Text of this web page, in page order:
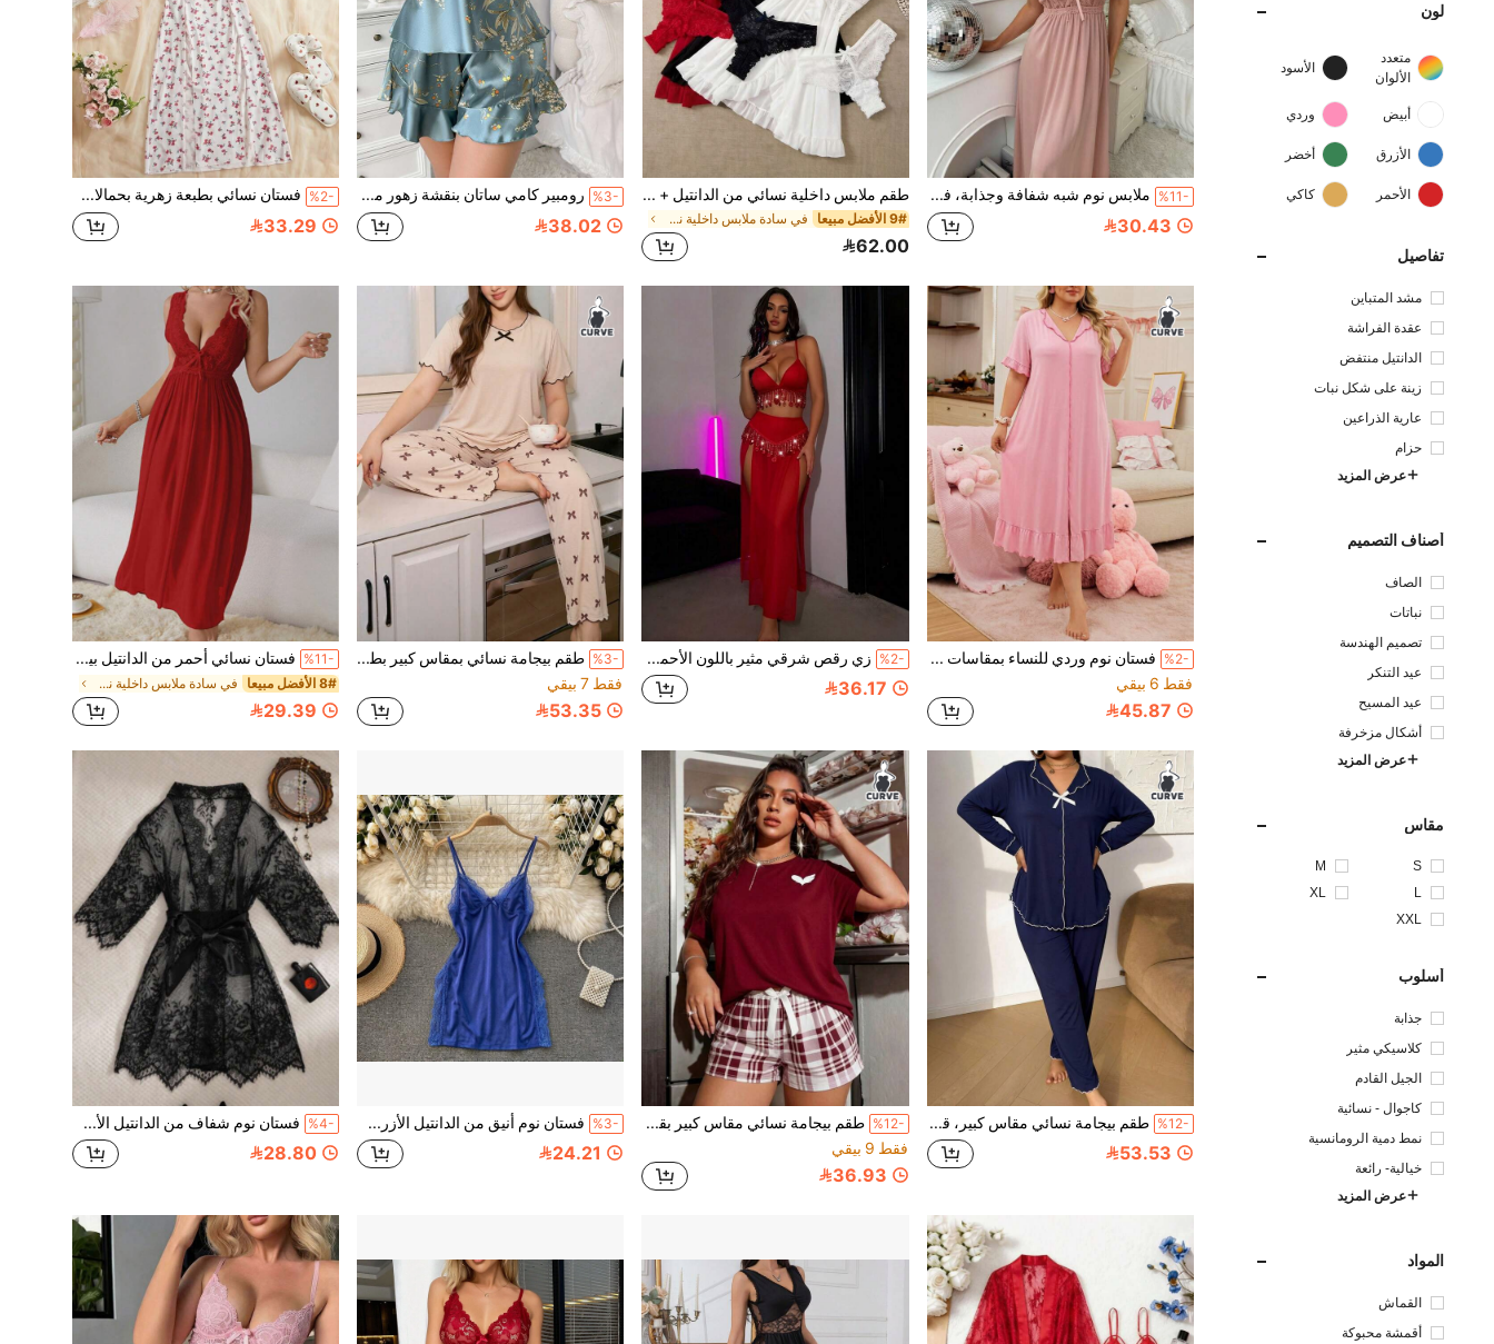
لون
متعدد
الألوان
الأسود
أبيض وردي
الأزرق أخضر
الأحمر كاكي
تفاصيل
مشد المتباين
عقدة الفراشة
الدانتيل منتفض
زينة على شكل نبات
عارية الذراعين
حزام
عرض المزيد
أصناف التصميم
الصاف
نباتات
تصميم الهندسة
عيد التنكر
عيد المسيح
أشكال مزخرفة
عرض المزيد
مقاس
S
M
L
XL
XXL
أسلوب
جذابة
كلاسيكي مثير
الجيل القادم
كاجوال - نسائية
نمط دمية الرومانسية
خيالية- رائعة
عرض المزيد
المواد
القماش
أقمشة محبوكة
%11- ملابس نوم شبه شفافة وجذابة، فستان نوم طويل مريح، هدية مثالية للأعراس وشهر العسل
30.43
طقم ملابس داخلية نسائي من الدانتيل + فستان نوم بدون حمالات - فستان بدون حمالات مثير بياقة على شكل حرف V مطوي شبه شفاف (أحمر + أسود + أبيض)
9# الأفضل مبيعا في سادة ملابس داخلية نسائية مثيرة
62.00
%3- رومبير كامي ساتان بنقشة زهور مقاس كبير مع حافة مكشكشة – جمبسوت بحمالات رفيعة وياقة V للنساء، ملابس صيفية أنيقة وكاجوال
38.02
%2- فستان نسائي بطبعة زهرية بحمالات رفيعة بطول متوسط، تصميم مجعد، فستان صيفي كاجوال أنيق
33.29
%2-
فستان نوم وردي للنساء بمقاسات كبيرة مع تفاصيل الكشكشة - فستان نوم بأكمام قصيرة وياقة على شكل حرف V، ملابس منزلية ناعمة ومريحة للنوم والارتداء اليومي في المنزل
فقط 6 بيقي
45.87
%2- زي رقص شرقي مثير باللون الأحمر مع شرابات - طقم من قطعتين: توب بحمالات رفيعة وتنورة شيفون مزينة بالعملات المعدنية
36.17
%3-
طقم بيجامة نسائي بمقاس كبير بطبعة فراشة - ملابس علوية بأكمام قصيرة وبنطال طويل بحافة مكشكشة، ملابس نوم منزلية مريحة
فقط 7 بيقي
53.35
%11- فستان نسائي أحمر من الدانتيل بياقة V عميقة طويل | فستان شيفون بوهيمي بدون أكمام للحفلات المسائية والصيف والشاطئ مع فيونكة
8# الأفضل مبيعا في سادة ملابس داخلية نسائية مثيرة
29.39
%12- طقم بيجامة نسائي مقاس كبير، قميص نوم بأكمام طويلة وياقة على شكل حرف V مع فيونكة وحافة مكشكشة، ملابس منزلية ناعمة من المودال
53.53
%12-
طقم بيجامة نسائي مقاس كبير بقصة منحنية، تي شيرت بأكمام قصيرة بطبعة أجنحة وشورت كاروهات برباط شد، ملابس منزلية كاجوال فضفاضة من قطعتين للاستخدام اليومي
فقط 9 بيقي
36.93
%3- فستان نوم أنيق من الدانتيل الأزرق بياقة V للنساء، فستان بيبي دول بفتحة جانبية عالية، ملابس داخلية ناعمة وقابلة للتمدد بدون أكمام، ملابس نوم لشهر العسل
24.21
%4- فستان نوم شفاف من الدانتيل الأسود بتصميم رموش، مع ربطة خصر من الساتان على شكل فيونكة، أكمام جرس وياقة على شكل حرف V، ملابس داخلية شفافة مناسبة لشهر العسل
28.80